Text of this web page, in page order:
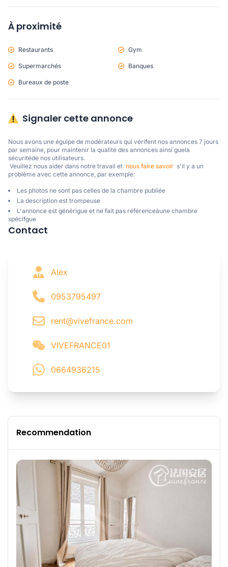
À proximité
Restaurants Gym
Supermarchés Banques
Bureaux de poste
Signaler cette annonce
Nous avons une éguipe de modérateurs qui vérifent nos annonces 7 jours
par semaine, pour maintenir la qualité des annonces ainsi guela
sécuritéde nos utilisateurs.
Veuillez nous aider dans notre travail et nous faire savoir
  s'il y a un
problème avec cette annonce, par exemple:
Les photos ne sont pas celles de la chambre publiée
La description est trompeuse
L'annonce est générigue et ne fait pas référenceàune chambre
spécifgue
Contact
Alex
0953795497
rent@vivefrance.com
VIVEFRANCE01
0664936215
Recommendation